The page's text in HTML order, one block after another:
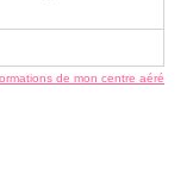
de mon centre aéré